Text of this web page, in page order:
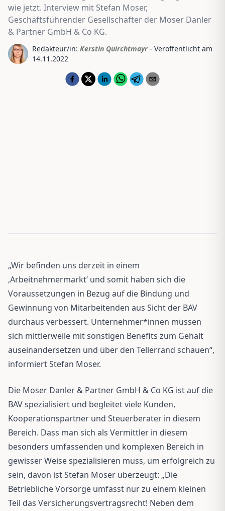
wie jetzt. Interview mit Stefan Moser,
Geschäftsführender Gesellschafter der Moser Danler
& Partner GmbH & Co KG.
Redakteur/in: Kerstin Quirchtmayr - Veröffentlicht am
14.11.2022
„Wir befinden uns derzeit in einem
‚Arbeitnehmermarkt‘ und somit haben sich die
Voraussetzungen in Bezug auf die Bindung und
Gewinnung von Mitarbeitenden aus Sicht der BAV
durchaus verbessert. Unternehmer*innen müssen
sich mittlerweile mit sonstigen Benefits zum Gehalt
auseinandersetzen und über den Tellerrand schauen“,
informiert Stefan Moser.
Die Moser Danler & Partner GmbH & Co KG ist auf die
BAV spezialisiert und begleitet viele Kunden,
Kooperationspartner und Steuerberater in diesem
Bereich. Dass man sich als Vermittler in diesem
besonders umfassenden und komplexen Bereich in
gewisser Weise spezialisieren muss, um erfolgreich zu
sein, davon ist Stefan Moser überzeugt: „Die
Betriebliche Vorsorge umfasst nur zu einem kleinen
Teil das Versicherungsvertragsrecht! Neben dem